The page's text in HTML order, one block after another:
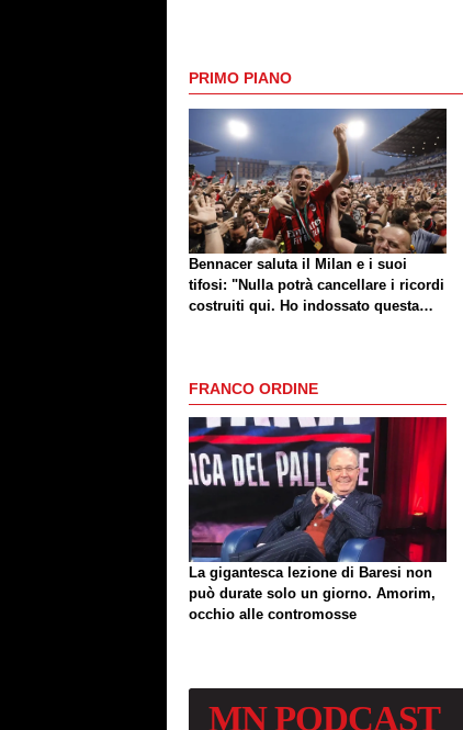
PRIMO PIANO
Bennacer saluta il Milan e i suoi
tifosi: "Nulla potrà cancellare i ricordi
costruiti qui. Ho indossato questa
FRANCO ORDINE
La gigantesca lezione di Baresi non
può durate solo un giorno. Amorim,
occhio alle contromosse
MNPODCAST